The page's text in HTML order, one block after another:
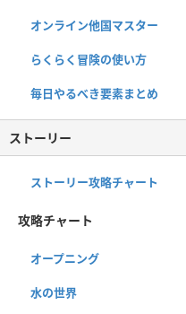
オンライン他国マスター
らくらく冒険の使い方
毎日やるべき要素まとめ
ストーリー
ストーリー攻略チャート
攻略チャート
オープニング
水の世界